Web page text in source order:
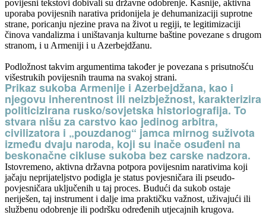
povijesni tekstovi dobivali su državne odobrenje. Kasnije, aktivna
uporaba povijesnih narativa pridonijela je dehumanizaciji suprotne
strane, poricanju njezine prava na život u regiji, te legitimizaciji
činova vandalizma i uništavanja kulturne baštine povezane s drugom
stranom, i u Armeniji i u Azerbejdžanu.
Podložnost takvim argumentima također je povezana s prisutnošću
višestrukih povijesnih trauma na svakoj strani.
Prikaz sukoba Armenije i Azerbejdžana, kao i
njegovu inherentnost ili neizbježnost, karakterizira
politicizirana rusko/sovjetska historiografija. To
stvara nišu za carstvo kao jedinog arbitra,
civilizatora i „pouzdanog“ jamca mirnog suživota
između dvaju naroda, koji su inače osuđeni na
beskonačne cikluse sukoba bez carske nadzora.
Istovremeno, aktivna državna potpora povijesnim narativima koji
jačaju neprijateljstvo podigla je status povjesničara ili pseudo-
povjesničara uključenih u taj proces. Budući da sukob ostaje
neriješen, taj instrument i dalje ima praktičku važnost, uživajući ili
službenu odobrenje ili podršku određenih utjecajnih krugova.